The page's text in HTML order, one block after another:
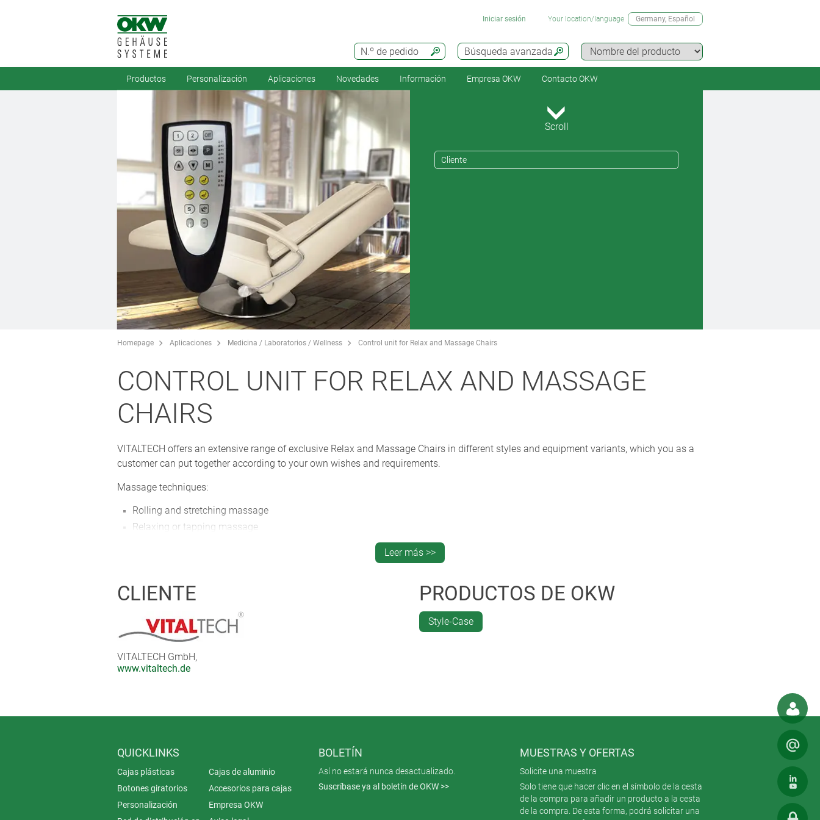
Búsqueda avanzada
N.º de pedido
Iniciar sesión Your location/language Germany, Español
Productos Personalización Aplicaciones Novedades Información Empresa OKW Contacto OKW
Scroll
Cliente
Homepage Aplicaciones Medicina / Laboratorios / Wellness Control unit for Relax and Massage Chairs
CONTROL UNIT FOR RELAX AND MASSAGE
CHAIRS
VITALTECH offers an extensive range of exclusive Relax and Massage Chairs in different styles and equipment variants, which you as a
customer can put together according to your own wishes and requirements.
Massage techniques:
Rolling and stretching massage
Relaxing or tapping massage
other things, the OKW STYLE-CASE will impress you with its curved design and unsurpassed handling. The highly polished surfaces also
underline the elegance and design of the high-quality VITALTECH chairs.
Leer más >>
CLIENTE
VITALTECH GmbH,
www.vitaltech.de
PRODUCTOS DE OKW
Style-Case
QUICKLINKS
Cajas plásticas
Cajas de aluminio
Botones giratorios
Accesorios para cajas
Personalización
Empresa OKW
BOLETÍN
Así no estará nunca desactualizado.
Suscríbase ya al boletín de OKW >>
MUESTRAS Y OFERTAS
Solicite una muestra
Solo tiene que hacer clic en el símbolo de la cesta
de la compra para añadir un producto a la cesta
de la compra. De esta forma, podrá solicitar una